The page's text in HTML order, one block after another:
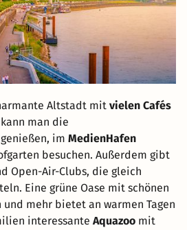
Altstadt mit vielen Cafés
man die
genießen, im MedienHafen
besuchen. Außerdem gibt
Open-Air-Clubs, die gleich
Eine grüne Oase mit schönen
und mehr bietet an warmen Tagen
interessante Aquazoo mit